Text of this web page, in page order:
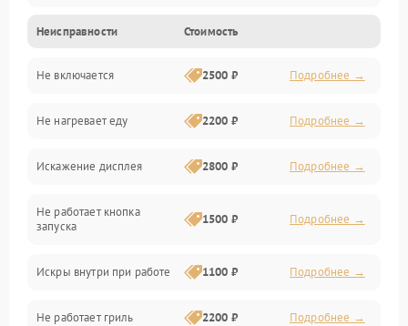
Дверца и корпус
Механика и внутренние элементы
Механические повреждения
Питание и запуск
Нагрев и приготовление
Программное обеспечение
Неисправности Стоимость
Не включается 2500 ₽ Подробнее →
Не нагревает еду 2200 ₽ Подробнее →
Искажение дисплея 2800 ₽ Подробнее →
Не работает кнопка
запуска
1500 ₽ Подробнее →
Искры внутри при работе 1100 ₽ Подробнее →
Не работает гриль 2200 ₽ Подробнее →